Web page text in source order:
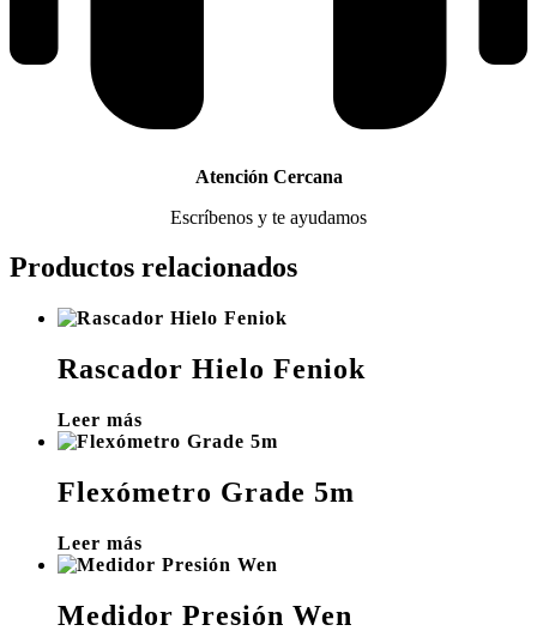
Atención Cercana
Escríbenos y te ayudamos
Productos relacionados
Rascador Hielo Feniok
Leer más
Flexómetro Grade 5m
Leer más
Medidor Presión Wen